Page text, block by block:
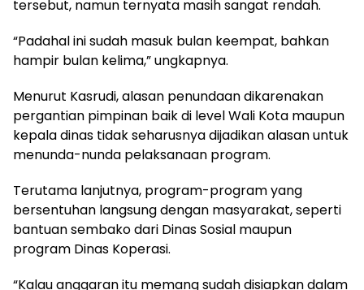
tersebut, namun ternyata masih sangat rendah.
“Padahal ini sudah masuk bulan keempat, bahkan
hampir bulan kelima,” ungkapnya.
Menurut Kasrudi, alasan penundaan dikarenakan
pergantian pimpinan baik di level Wali Kota maupun
kepala dinas tidak seharusnya dijadikan alasan untuk
menunda-nunda pelaksanaan program.
Terutama lanjutnya, program-program yang
bersentuhan langsung dengan masyarakat, seperti
bantuan sembako dari Dinas Sosial maupun
program Dinas Koperasi.
“Kalau anggaran itu memang sudah disiapkan dalam